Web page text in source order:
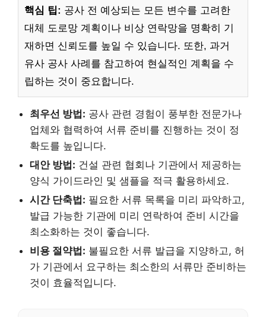
핵심 팁: 공사 전 예상되는 모든 변수를 고려한
대체 도로망 계획이나 비상 연락망을 명확히 기
재하면 신뢰도를 높일 수 있습니다. 또한, 과거
유사 공사 사례를 참고하여 현실적인 계획을 수
립하는 것이 중요합니다.
최우선 방법: 공사 관련 경험이 풍부한 전문가나
업체와 협력하여 서류 준비를 진행하는 것이 정
확도를 높입니다.
대안 방법: 건설 관련 협회나 기관에서 제공하는
양식 가이드라인 및 샘플을 적극 활용하세요.
시간 단축법: 필요한 서류 목록을 미리 파악하고,
발급 가능한 기관에 미리 연락하여 준비 시간을
최소화하는 것이 좋습니다.
비용 절약법: 불필요한 서류 발급을 지양하고, 허
가 기관에서 요구하는 최소한의 서류만 준비하는
것이 효율적입니다.